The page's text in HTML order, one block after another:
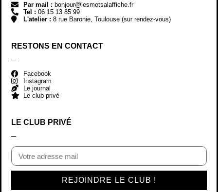
Par mail : bonjour@lesmotsalaffiche.fr
Tel : 06 15 13 85 99
L'atelier : 8 rue Baronie, Toulouse (sur rendez-vous)
RESTONS EN CONTACT
Facebook
Instagram
Le journal
Le club privé
LE CLUB PRIVÉ
REJOINDRE LE CLUB !